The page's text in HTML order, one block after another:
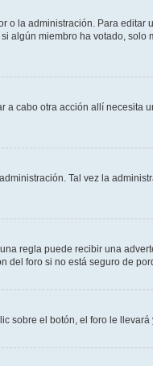
la administración. Para
miembro ha votado,
cabo otra acción allí
Tal vez la
regla puede recibir una
del foro si no está seguro de
el botón, el foro le